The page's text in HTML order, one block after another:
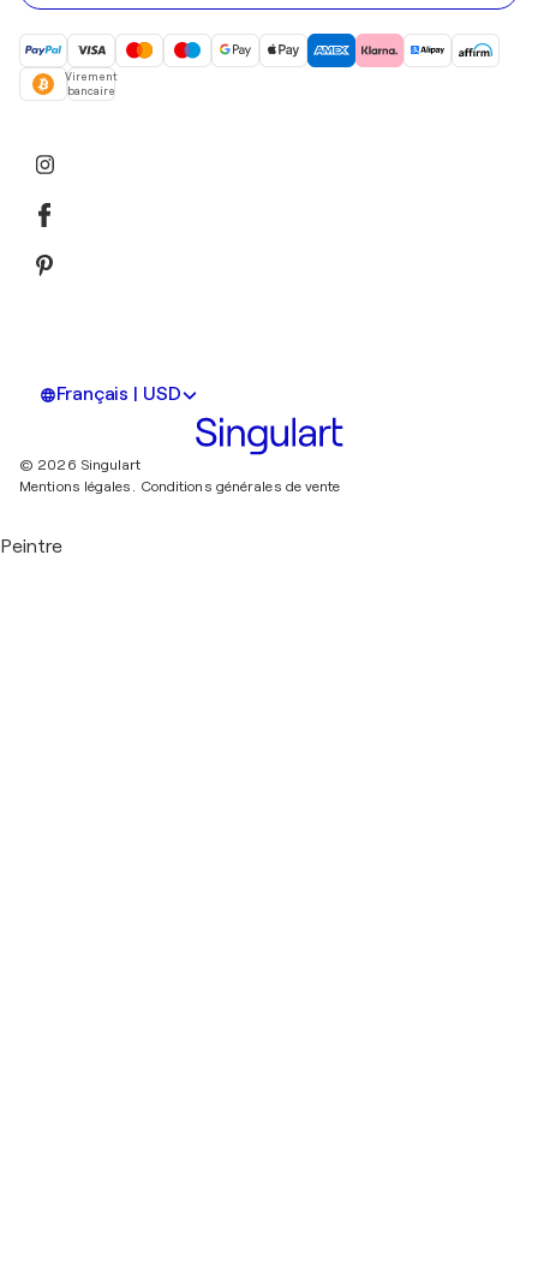
Virement
bancaire
Français | USD
© 2026 Singulart
Mentions légales. Conditions générales de vente
Peintre